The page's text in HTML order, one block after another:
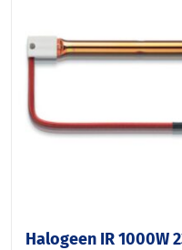
Halogeen IR 1000W